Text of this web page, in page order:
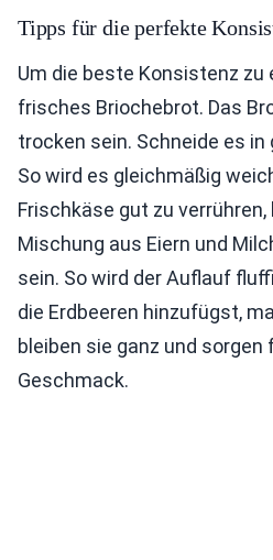
Tipps für die perfekte
Um die beste Konsistenz zu
frisches Briochebrot. Das
trocken sein. Schneide es
So wird es gleichmäßig
Frischkäse gut zu
Mischung aus Eiern und
sein. So wird der Auflauf
die Erdbeeren hinzufügst,
bleiben sie ganz und sorgen
Geschmack.